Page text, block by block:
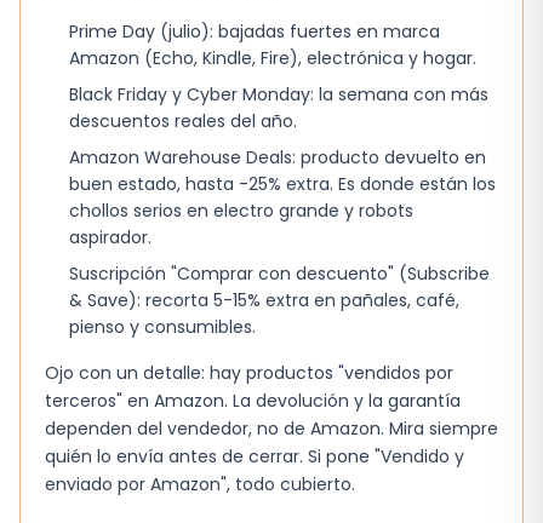
motor de vibración tiene suficiente potencia
para despegar impurezas, pero no llega a ser
incómodo.
Diadema ajustable que se adapta a
diferentes tamaños de cabeza.
Muñequeras de silicona para un agarre firme
Luz de fototerapia con varios modos para
tratar distintas necesidades cutáneas.
Batería recargable que permite varios usos
antes de volver a cargar.
Lo que esperaba y lo que me he
encontrado
Prime Day (julio): bajadas fuertes en marca
Amazon (Echo, Kindle, Fire), electrónica y hogar.
Black Friday y Cyber Monday: la semana con más
descuentos reales del año.
Amazon Warehouse Deals: producto devuelto en
buen estado, hasta -25% extra. Es donde están los
chollos serios en electro grande y robots
aspirador.
Suscripción "Comprar con descuento" (Subscribe
& Save): recorta 5-15% extra en pañales, café,
pienso y consumibles.
Ojo con un detalle: hay productos "vendidos por
terceros" en Amazon. La devolución y la garantía
dependen del vendedor, no de Amazon. Mira siempre
quién lo envía antes de cerrar. Si pone "Vendido y
enviado por Amazon", todo cubierto.